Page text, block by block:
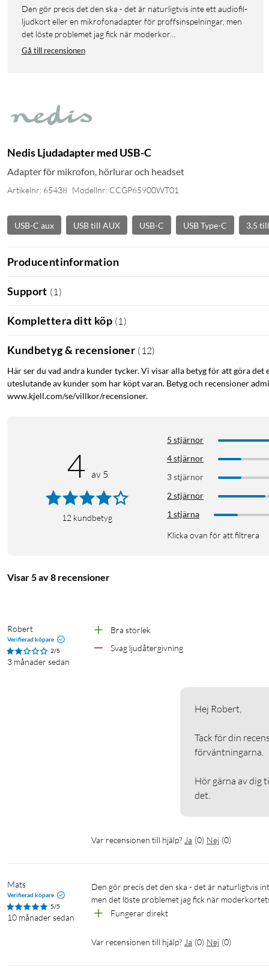
Den gör precis det den ska - det är naturligtvis inte ett audiofil-
ljudkort eller en mikrofonadapter för proffsinspelningar, men
det löste problemet jag fick när moderkor...
Gå till recensionen
Nedis Ljudadapter med USB-C
Adapter för mikrofon, hörlurar och headset
Artikelnr: 65438 Modellnr: CCGP65900WT01
USB-C aux USB till AUX USB-C USB Type-C 3.5
Producentinformation
Support (1 )
Komplettera ditt köp (1 )
Kundbetyg & recensioner ( 12)
Här ser du vad andra kunder tycker. Vi visar alla betyg för att göra
uteslutande av kunder som har köpt varan. Betyg och recensioner
www.kjell.com/se/villkor/recensioner.
4 av 5
12 kundbetyg
5 stjärnor
4 stjärnor
3 stjärnor
2 stjärnor
1 stjärna
Klicka ovan för att filtrera
Visar 5 av 8 recensioner
Robert
Verifierad köpare
2/5
3 månader sedan
Bra storlek
Svag ljudåtergivning
Hej Robert,
Tack för din
förväntningarna.
Hör gärna av dig
det.
Var recensionen till hjälp? Ja (0) Nej (0)
Mats
Verifierad köpare
5/5
10 månader sedan
Den gör precis det den ska - det är naturligtvis inte ett audiofil-ljudkort eller en mikrofonadapter för proffsinspelningar,
men det löste problemet jag fick när
Fungerar direkt
Var recensionen till hjälp? Ja (0) Nej (0)